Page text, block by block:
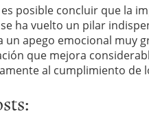
posible concluir que la
ha vuelto un pilar
un apego emocional muy
que mejora
al cumplimiento de